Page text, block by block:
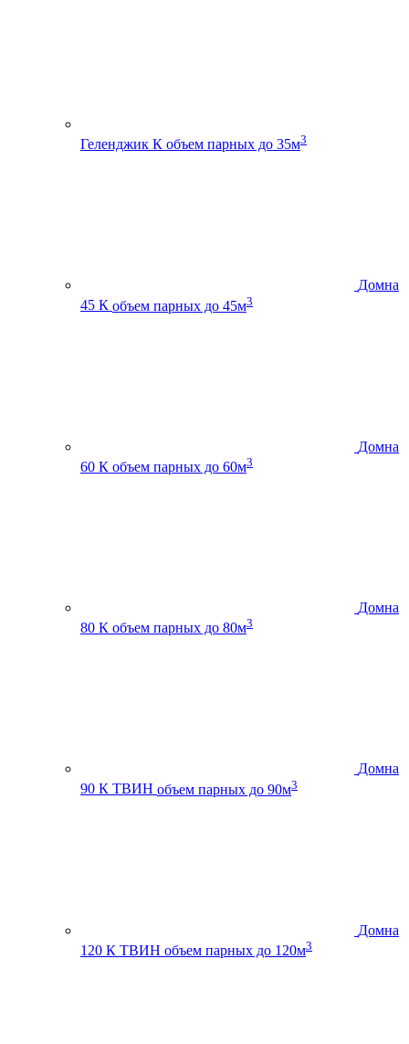
Геленджик К объем парных до 35м3
Домна
45 К объем парных до 45м3
Домна
60 К объем парных до 60м3
Домна
80 К объем парных до 80м3
Домна
90 К ТВИН объем парных до 90м3
Домна
120 К ТВИН объем парных до 120м3